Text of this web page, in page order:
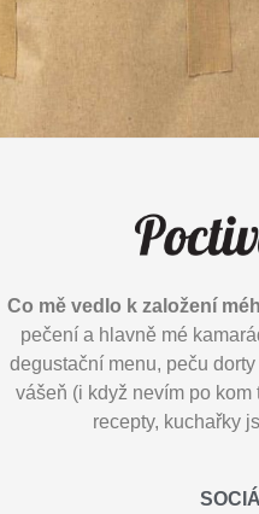
Co mě vedlo k založení
pečení a hlavně mé
degustační menu, peču
vášeň (i když nevím po
recepty, kuchařky